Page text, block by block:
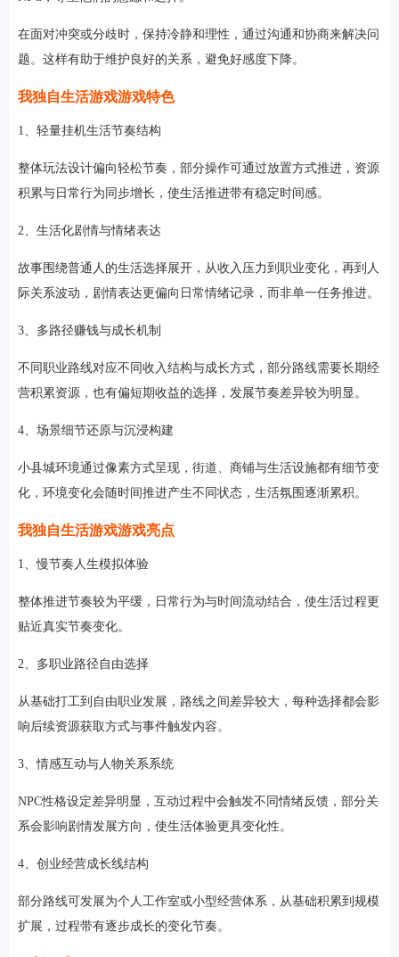
在面对冲突或分歧时，保持冷静和理性，通过沟通和协商来解决问
题。这样有助于维护良好的关系，避免好感度下降。
我独自生活游戏游戏特色
1、轻量挂机生活节奏结构
整体玩法设计偏向轻松节奏，部分操作可通过放置方式推进，资源
积累与日常行为同步增长，使生活推进带有稳定时间感。
2、生活化剧情与情绪表达
故事围绕普通人的生活选择展开，从收入压力到职业变化，再到人
际关系波动，剧情表达更偏向日常情绪记录，而非单一任务推进。
3、多路径赚钱与成长机制
不同职业路线对应不同收入结构与成长方式，部分路线需要长期经
营积累资源，也有偏短期收益的选择，发展节奏差异较为明显。
4、场景细节还原与沉浸构建
小县城环境通过像素方式呈现，街道、商铺与生活设施都有细节变
化，环境变化会随时间推进产生不同状态，生活氛围逐渐累积。
我独自生活游戏游戏亮点
1、慢节奏人生模拟体验
整体推进节奏较为平缓，日常行为与时间流动结合，使生活过程更
贴近真实节奏变化。
2、多职业路径自由选择
从基础打工到自由职业发展，路线之间差异较大，每种选择都会影
响后续资源获取方式与事件触发内容。
3、情感互动与人物关系系统
NPC性格设定差异明显，互动过程中会触发不同情绪反馈，部分关
系会影响剧情发展方向，使生活体验更具变化性。
4、创业经营成长线结构
部分路线可发展为个人工作室或小型经营体系，从基础积累到规模
扩展，过程带有逐步成长的变化节奏。